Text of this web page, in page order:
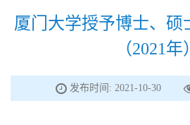
厦门大学授予博士、硕
（2021年）
发布时间: 2021-10-30